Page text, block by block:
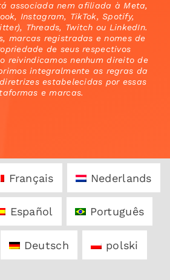
associada nem afiliada à Meta,
Instagram, TikTok, Spotify,
Threads, Twitch ou LinkedIn.
marcas registradas e nomes de
de seus respectivos
reivindicamos nenhum direito de
integralmente as regras da
estabelecidas por essas
e marcas.
Français Nederlands
Español Português
Deutsch polski